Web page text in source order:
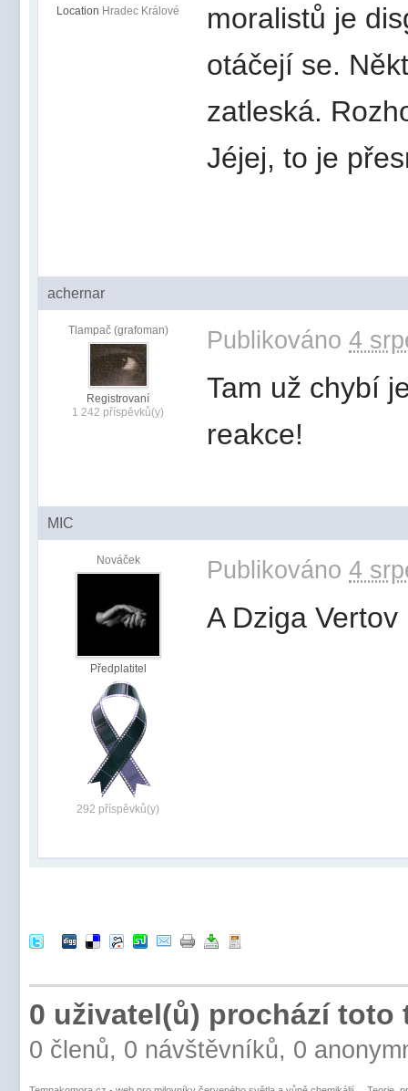
Location Hradec Králové
moralistů je
otáčejí se.
zatleská.
Jéjej, to je
achernar
Tlampač (grafoman)
Registrovaní
1 242 příspěvků(y)
Publikováno 4
Tam už chybí
reakce!
MIC
Nováček
Předplatitel
292 příspěvků(y)
Publikováno 4
A Dziga
0 uživatel(ů) prochází toto
0 členů, 0 návštěvníků, 0